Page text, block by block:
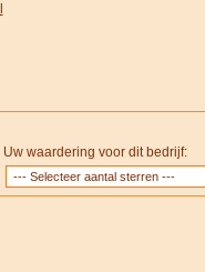
Uw waardering voor dit bedrijf: